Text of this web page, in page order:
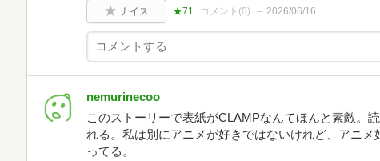
ナイス ★71 コメント(0) 2026/06/16
nemurinecoo
このストーリーで表紙がCLAMPなんてほんと素敵。
れる。私は別にアニメが好きではないけれど、アニ
ってる。